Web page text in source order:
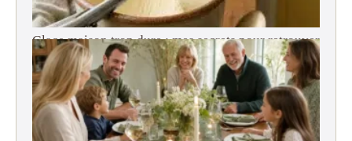
Glace maison trop dure : mes secrets pour retrouver
une texture onctueuse (adieu le bloc de béton !)